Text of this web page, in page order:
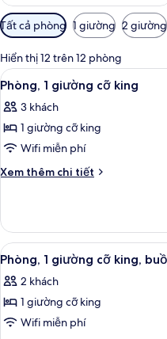
Bộ
lọc
có
thể
dùng
để
lọc
tìm
phòng
Tất cả phòng 1 giường 2 giường
Hiển thị 12 trên 12 phòng
Xem
tất
cả
ảnh
Phòng,
1
king
6
Phòng, 1 giường cỡ king
3 khách
1 giường cỡ king
Wifi miễn phí
Xem thêm chi tiết
Chi
Phòng,
giường
king
Xem
tất
cả
ảnh
Phòng,
5
Phòng, 1 giường cỡ king,
2 khách
1 giường cỡ king
Wifi miễn phí